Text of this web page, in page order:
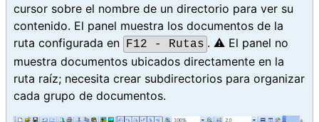
cursor sobre el nombre de un directorio para ver su
contenido. El panel muestra los documentos de la
ruta configurada en F12 - Rutas . ⚠️ El panel no
muestra documentos ubicados directamente en la
ruta raíz; necesita crear subdirectorios para organizar
cada grupo de documentos.